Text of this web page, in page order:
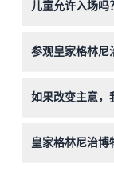
和皇后馆的入
儿童允许入场吗
等部分景点对
参观皇家格林尼
费的数字语音
如果改变主意，
慎选择所需的
皇家格林尼治博